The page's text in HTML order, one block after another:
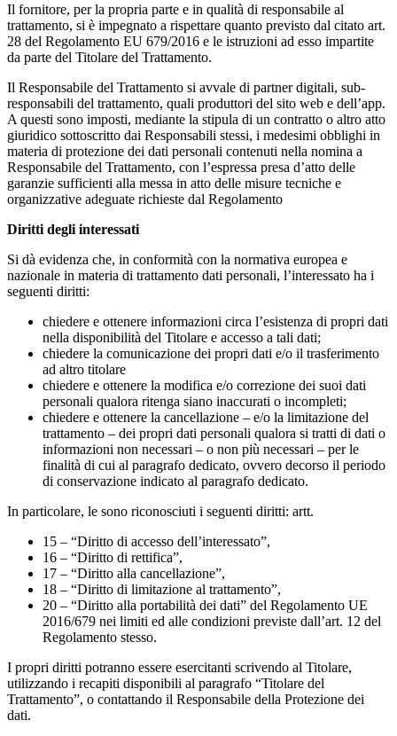
Il fornitore, per la propria parte e in qualità di responsabile al
trattamento, si è impegnato a rispettare quanto previsto dal citato art.
28 del Regolamento EU 679/2016 e le istruzioni ad esso impartite
da parte del Titolare del Trattamento.
Il Responsabile del Trattamento si avvale di partner digitali, sub-
responsabili del trattamento, quali produttori del sito web e dell’app.
A questi sono imposti, mediante la stipula di un contratto o altro atto
giuridico sottoscritto dai Responsabili stessi, i medesimi obblighi in
materia di protezione dei dati personali contenuti nella nomina a
Responsabile del Trattamento, con l’espressa presa d’atto delle
garanzie sufficienti alla messa in atto delle misure tecniche e
organizzative adeguate richieste dal Regolamento
Diritti degli interessati
Si dà evidenza che, in conformità con la normativa europea e
nazionale in materia di trattamento dati personali, l’interessato ha i
seguenti diritti:
chiedere e ottenere informazioni circa l’esistenza di propri dati
nella disponibilità del Titolare e accesso a tali dati;
chiedere la comunicazione dei propri dati e/o il trasferimento
ad altro titolare
chiedere e ottenere la modifica e/o correzione dei suoi dati
personali qualora ritenga siano inaccurati o incompleti;
chiedere e ottenere la cancellazione – e/o la limitazione del
trattamento – dei propri dati personali qualora si tratti di dati o
informazioni non necessari – o non più necessari – per le
finalità di cui al paragrafo dedicato, ovvero decorso il periodo
di conservazione indicato al paragrafo dedicato.
In particolare, le sono riconosciuti i seguenti diritti: artt.
15 – “Diritto di accesso dell’interessato”,
16 – “Diritto di rettifica”,
17 – “Diritto alla cancellazione”,
18 – “Diritto di limitazione al trattamento”,
20 – “Diritto alla portabilità dei dati” del Regolamento UE
2016/679 nei limiti ed alle condizioni previste dall’art. 12 del
Regolamento stesso.
I propri diritti potranno essere esercitanti scrivendo al Titolare,
utilizzando i recapiti disponibili al paragrafo “Titolare del
Trattamento”, o contattando il Responsabile della Protezione dei
dati.